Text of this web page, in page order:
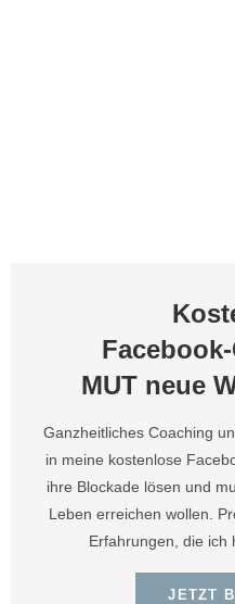
MUT neue
Ganzheitliches Coaching
in meine kostenlose
ihre Blockade lösen und
Leben erreichen wollen.
Erfahrungen, die ich
JETZT